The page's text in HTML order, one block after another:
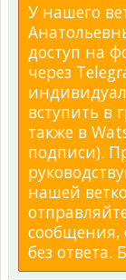
У нашего
доступ на
через
вступить в
также в
подписи).
нашей
сообщения,
без